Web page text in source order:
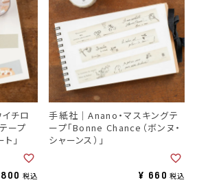
チロ
ープ
」
800 税込
手紙社｜Anano・マスキングテ
ープ「Bonne Chance（ボンヌ・
シャーンス）」
¥ 660 税込